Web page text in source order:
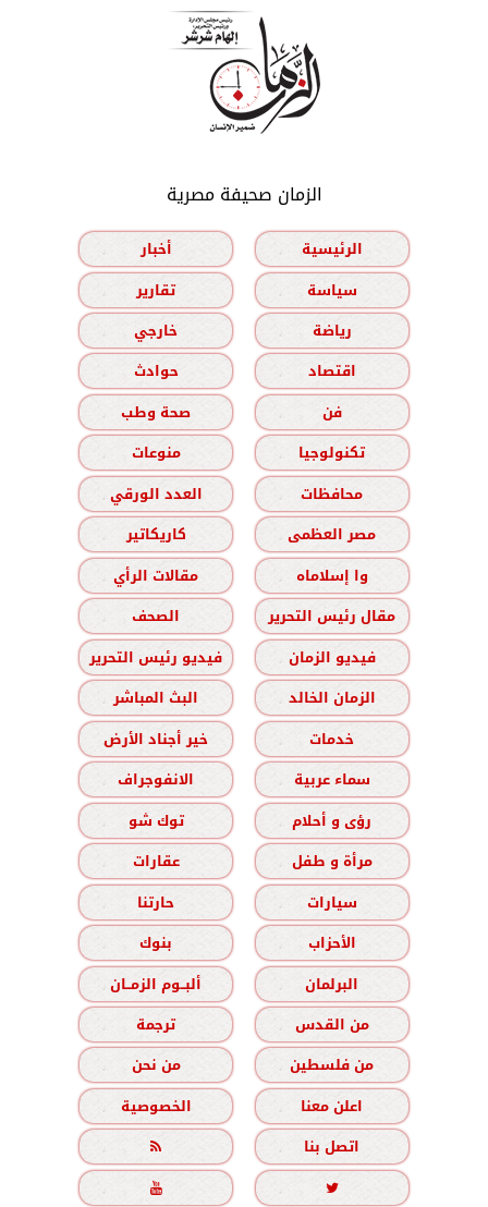
الزمان صحيفة مصرية
الرئيسية
أخبار
سياسة
تقارير
رياضة
خارجي
اقتصاد
حوادث
فن
صحة وطب
تكنولوجيا
منوعات
محافظات
العدد الورقي
مصر العظمى
كاريكاتير
وا إسلاماه
مقالات الرأي
مقال رئيس التحرير
الصحف
فيديو الزمان
فيديو رئيس التحرير
الزمان الخالد
البث المباشر
خدمات
خير أجناد الأرض
سماء عربية
الانفوجراف
رؤى و أحلام
توك شو
مرأة و طفل
عقارات
سيارات
حارتنا
الأحزاب
بنوك
البرلمان
ألبــوم الزمــان
من القدس
ترجمة
من فلسطين
من نحن
اعلن معنا
الخصوصية
اتصل بنا


